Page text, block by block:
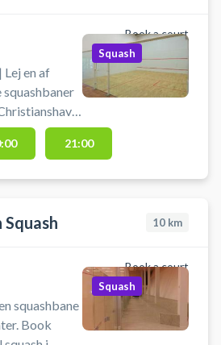
Book a court
Lej en af
spil squash i
Squash
21:00
10 km
Book a court
squashbane
Book
Squash